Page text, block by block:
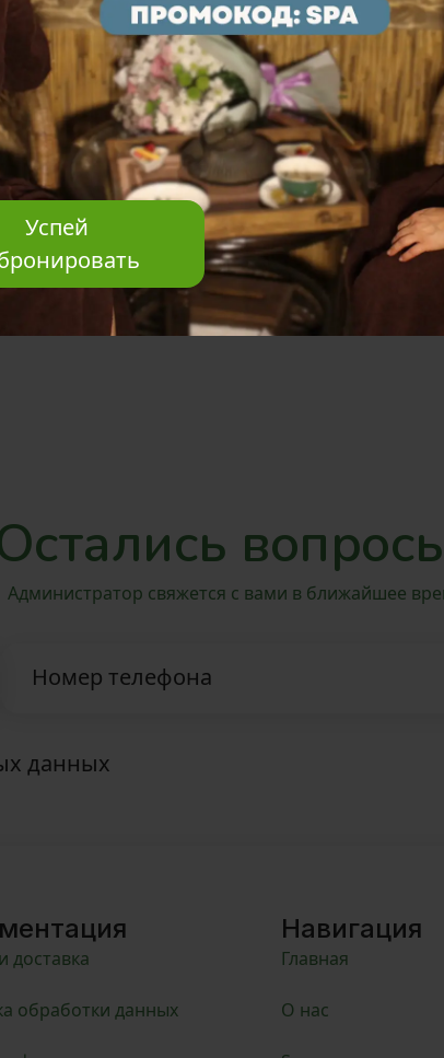
Успей
Знакомство с Тайской SPA-
Face-ритуал 30 мин
Neck-ритуал 30 мин
Вкусный ароматный чай и
—1 час 15 минут — На столе
Администратор свяжется с вами в ближайшее
Номер телефона
данных
доставка
обработки данных
Навигация
Главная
О нас